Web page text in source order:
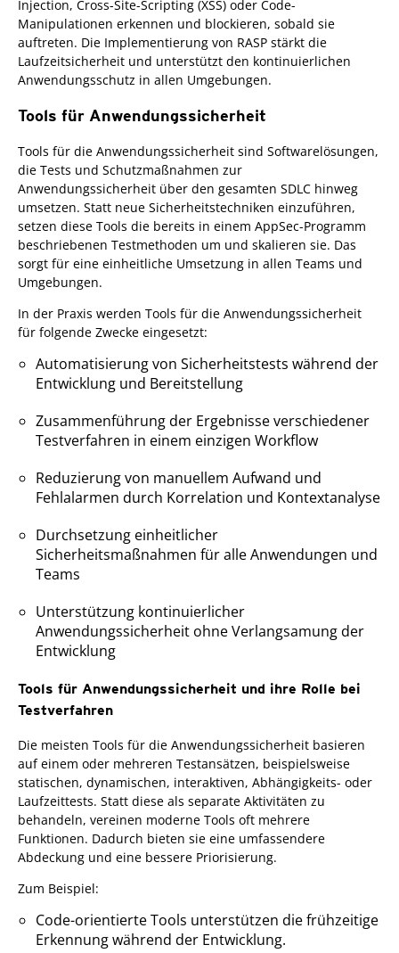
Injection, Cross-Site-Scripting (XSS) oder Code-
Manipulationen erkennen und blockieren, sobald sie
auftreten. Die Implementierung von RASP stärkt die
Laufzeitsicherheit und unterstützt den kontinuierlichen
Anwendungsschutz in allen Umgebungen.
Tools für Anwendungssicherheit
Tools für die Anwendungssicherheit sind Softwarelösungen,
die Tests und Schutzmaßnahmen zur
Anwendungssicherheit über den gesamten SDLC hinweg
umsetzen. Statt neue Sicherheitstechniken einzuführen,
setzen diese Tools die bereits in einem AppSec-Programm
beschriebenen Testmethoden um und skalieren sie. Das
sorgt für eine einheitliche Umsetzung in allen Teams und
Umgebungen.
In der Praxis werden Tools für die Anwendungssicherheit
für folgende Zwecke eingesetzt:
Automatisierung von Sicherheitstests während der
Entwicklung und Bereitstellung
Zusammenführung der Ergebnisse verschiedener
Testverfahren in einem einzigen Workflow
Reduzierung von manuellem Aufwand und
Fehlalarmen durch Korrelation und Kontextanalyse
Durchsetzung einheitlicher
Sicherheitsmaßnahmen für alle Anwendungen und
Teams
Unterstützung kontinuierlicher
Anwendungssicherheit ohne Verlangsamung der
Entwicklung
Tools für Anwendungssicherheit und ihre Rolle bei
Testverfahren
Die meisten Tools für die Anwendungssicherheit basieren
auf einem oder mehreren Testansätzen, beispielsweise
statischen, dynamischen, interaktiven, Abhängigkeits- oder
Laufzeittests. Statt diese als separate Aktivitäten zu
behandeln, vereinen moderne Tools oft mehrere
Funktionen. Dadurch bieten sie eine umfassendere
Abdeckung und eine bessere Priorisierung.
Zum Beispiel:
Code-orientierte Tools unterstützen die frühzeitige
Erkennung während der Entwicklung.